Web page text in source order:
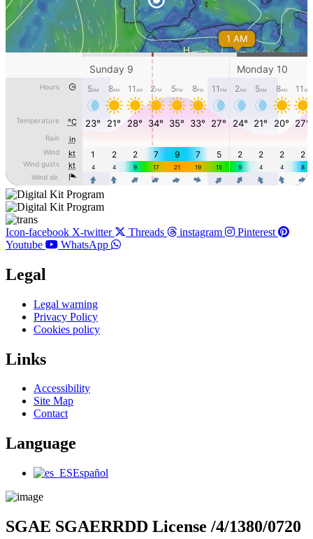
Icon-facebook X-twitter Threads instagram
Pinterest
Youtube
WhatsApp
Legal
Main
Menu
Legal warning
Privacy Policy
Cookies policy
Links
Main
Menu
Accessibility
Site Map
Contact
Language
Main
Español
SGAE SGAERRDD License /4/1380/0720